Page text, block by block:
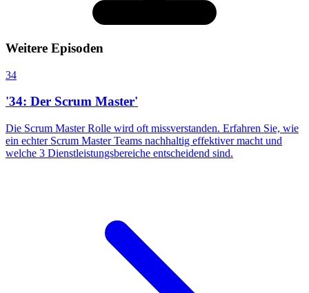
Weitere Episoden
34
'34: Der Scrum Master'
Die Scrum Master Rolle wird oft missverstanden. Erfahren Sie, wie
ein echter Scrum Master Teams nachhaltig effektiver macht und
welche 3 Dienstleistungsbereiche entscheidend sind.